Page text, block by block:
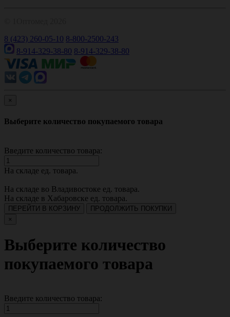
8 (423) 260-05-10 8-800-2500-243
8-914-329-38-80 8-914-329-38-80
×
Выберите количество покупаемого товара
Введите количество товара:
На складе ед. товара.
На складе во Владивостоке ед. товара.
На складе в Хабаровске ед. товара.
ПЕРЕЙТИ В КОРЗИНУ
ПРОДОЛЖИТЬ ПОКУПКИ
×
Выберите количество
покупаемого товара
Введите количество товара: